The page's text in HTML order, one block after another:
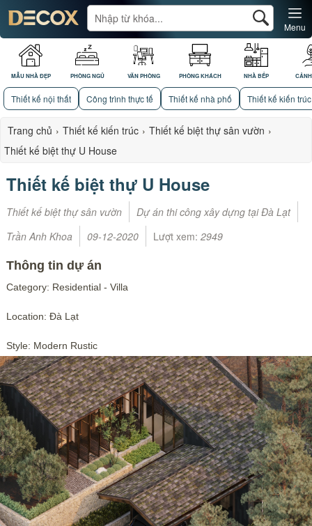
MẪU NHÀ ĐẸP PHÒNG NGỦ VĂN PHÒNG PHÒNG KHÁCH NHÀ BẾP
Menu
Thiết kế nội thất Công trình thực tế Thiết kế nhà phố Thiết kế kiến trúc
Trang chủ › Thiết kế kiến trúc › Thiết kế biệt thự sân vườn ›
Thiết kế biệt thự U House
Thiết kế biệt thự U House
Thiết kế biệt thự sân vườn
Dự án thi công xây dựng tại Đà Lạt
Trần Anh Khoa
09-12-2020 Lượt xem: 2949
Thông tin dự án
Category: Residential - Villa
Location: Đà Lạt
Style: Modern Rustic